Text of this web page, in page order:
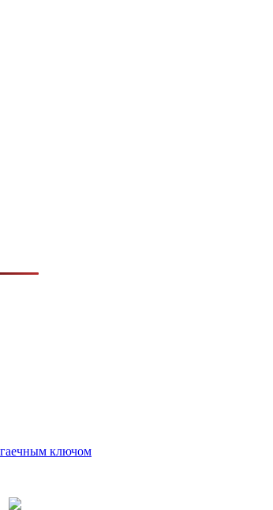
гаечным ключом